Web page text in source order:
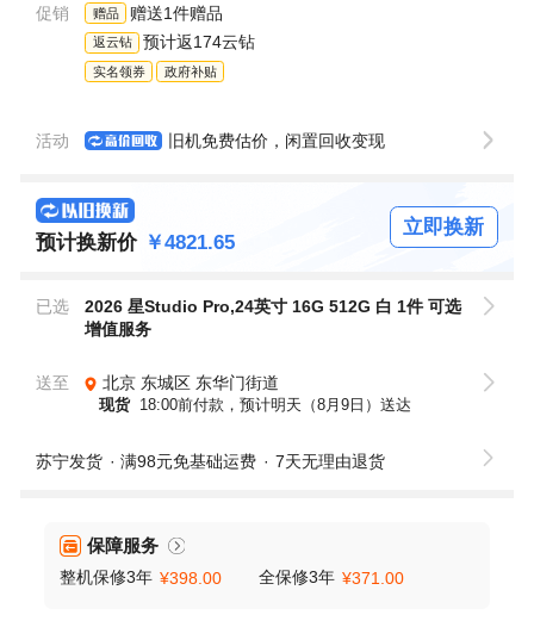
促销 赠品 赠送1件赠品
返云钻 预计返174云钻
实名领券 政府补贴
活动 旧机免费估价，闲置回收变现
预计换新价 ￥4821.65
立即换新
已选 2026 星Studio Pro,24英寸 16G 512G 白 1件可选
增值服务
送至 北京 东城区 东华门街道
现货 18:00前付款，预计明天（8月9日）送达
苏宁发货 满98元免基础运费 7天无理由退货
保障服务
整机保修3年 ¥398.00 全保修3年 ¥371.00